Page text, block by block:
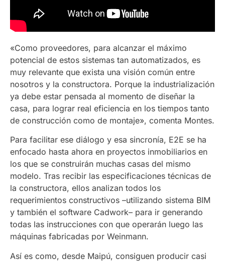
«Como proveedores, para alcanzar el máximo
potencial de estos sistemas tan automatizados, es
muy relevante que exista una visión común entre
nosotros y la constructora. Porque la industrialización
ya debe estar pensada al momento de diseñar la
casa, para lograr real eficiencia en los tiempos tanto
de construcción como de montaje», comenta Montes.
Para facilitar ese diálogo y esa sincronía, E2E se ha
enfocado hasta ahora en proyectos inmobiliarios en
los que se construirán muchas casas del mismo
modelo. Tras recibir las especificaciones técnicas de
la constructora, ellos analizan todos los
requerimientos constructivos –utilizando sistema BIM
y también el software Cadwork– para ir generando
todas las instrucciones con que operarán luego las
máquinas fabricadas por Weinmann.
Así es como, desde Maipú, consiguen producir casi